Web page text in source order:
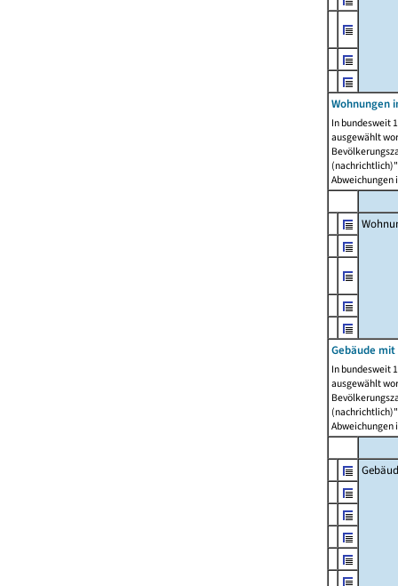
Wohnungen
In bundesweit
ausgewählt
Abweichungen
Gebäude
In bundesweit
ausgewählt
Abweichungen